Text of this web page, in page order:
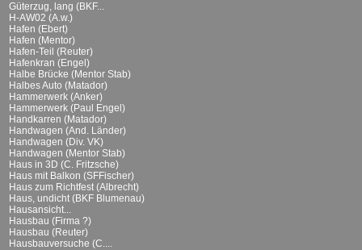
Güterzug, lang (BKF...
H-AW02 (A.w.)
Hafen (Ebert)
Hafen (Mentor)
Hafen-Teil (Reuter)
Hafenkran (Engel)
Halbe Brücke (Mentor Stab)
Halbes Auto (Matador)
Hammerwerk (Anker)
Hammerwerk (Paul Engel)
Handkarren (Matador)
Handwagen (And. Länder)
Handwagen (Div. VK)
Handwagen (Mentor Stab)
Haus in 3D (C. Fritzsche)
Haus mit Balkon (SFFischer)
Haus zum Richtfest (Albrecht)
Haus, undicht (BKF Blumenau)
Hausansicht...
Hausbau (Firma ?)
Hausbau (Reuter)
Hausbauversuche (C....